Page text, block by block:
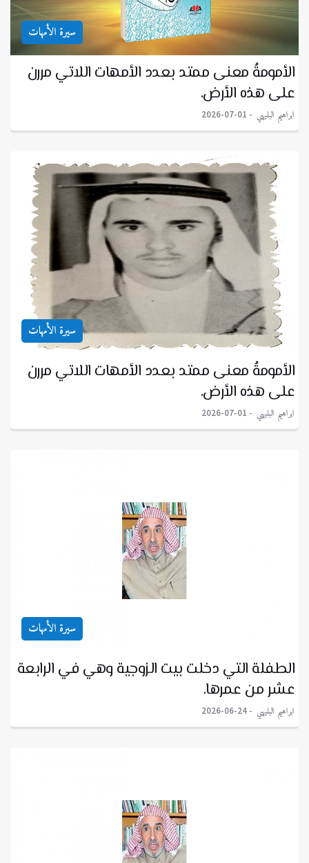
سيرة الأمهات
الأمومةُ معنى ممتد بعدد الأمهات اللاتي مررن
على هذه الأرض.
ابراهيم البليهي 2026-07-01
سيرة الأمهات
الأمومةُ معنى ممتد بعدد الأمهات اللاتي مررن
على هذه الأرض.
ابراهيم البليهي 2026-07-01
سيرة الأمهات
الطفلة التي دخلت بيت الزوجية وهي في الرابعة
عشر من عمرها.
ابراهيم البليهي 2026-06-24